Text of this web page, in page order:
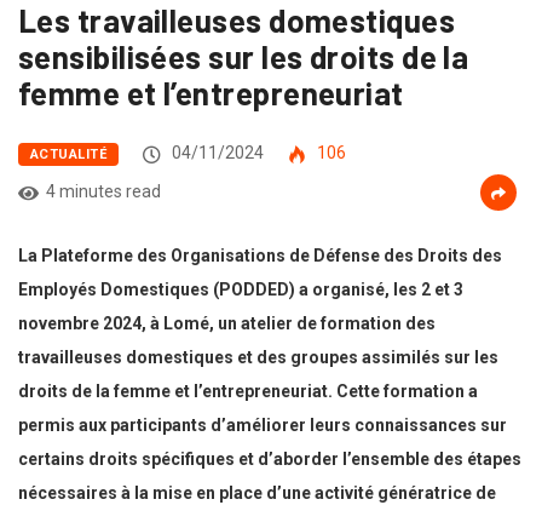
Les travailleuses domestiques
sensibilisées sur les droits de la
femme et l’entrepreneuriat
ACTUALITÉ 04/11/2024
106
4 minutes read
La Plateforme des Organisations de Défense des Droits des
Employés Domestiques (PODDED) a organisé, les 2 et 3
novembre 2024, à Lomé, un atelier de formation des
travailleuses domestiques et des groupes assimilés sur les
droits de la femme et l’entrepreneuriat. Cette formation a
permis aux participants d’améliorer leurs connaissances sur
certains droits spécifiques et d’aborder l’ensemble des étapes
nécessaires à la mise en place d’une activité génératrice de